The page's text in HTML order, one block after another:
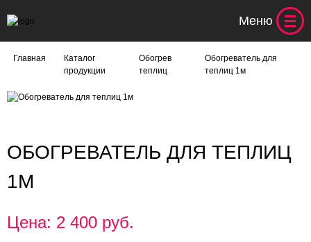
Меню
Главная
Каталог
продукции
Обогрев
теплиц
Обогреватель для
теплиц 1м
ОБОГРЕВАТЕЛЬ ДЛЯ ТЕПЛИЦ
1М
Цена: 2 400 руб.